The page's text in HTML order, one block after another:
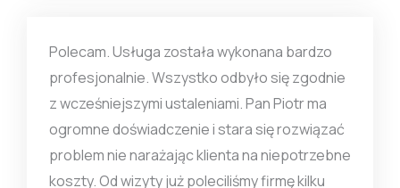
Polecam. Usługa została wykonana bardzo
profesjonalnie. Wszystko odbyło się zgodnie
z wcześniejszymi ustaleniami. Pan Piotr ma
ogromne doświadczenie i stara się rozwiązać
problem nie narażając klienta na niepotrzebne
koszty. Od wizyty już poleciliśmy firmę kilku